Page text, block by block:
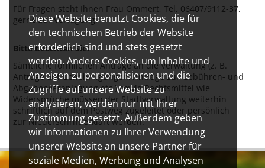
Diese Website benutzt Cookies, die für
den technischen Betrieb der Website
erforderlich sind und stets gesetzt
werden. Andere Cookies, um Inhalte und
Anzeigen zu personalisieren und die
Zugriffe auf unsere Website zu
analysieren, werden nur mit Ihrer
Zustimmung gesetzt. Außerdem geben
wir Informationen zu Ihrer Verwendung
unserer Website an unsere Partner für
soziale Medien, Werbung und Analysen
Für Fragen steht Ihnen Frau Ommert, Tel. 06407/9112-37,
gerne zur Verfügung.
Bitte beachten Sie:
Sämtliche förmlichen Anträge an die Verwaltung (z. B.
Anträge auf Genehmigungen, Anträge zur Gebühren- und
Abgabenveranlagung etc.) sowie Rechtsmittel wie
Widersprüche müssen der Stadtverwaltung weiterhin
schriftlich auf dem Postweg zugeleitet oder persönlich
zur Niederschrift erklärt werden.